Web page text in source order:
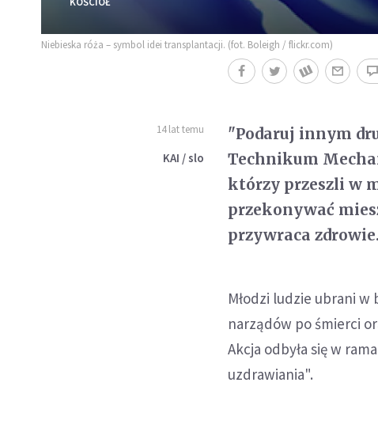
Niebieska róża – symbol idei transplantacji. (fot. Boleigh / flickr.com)
14 lat temu
KAI / slo
"Podaruj innym
Technikum
którzy przeszli w
przekonywać
przywraca zdrowie.
Młodzi ludzie ubrani
narządów po śmierci
Akcja odbyła się w
uzdrawiania".